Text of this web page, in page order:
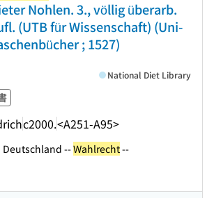
Nohlen. 3., völlig überarb.
(UTB für Wissenschaft) (Uni-
; 1527)
c2000.<A251-A95>
National Diet Library
Deutschland --Wahlrecht--